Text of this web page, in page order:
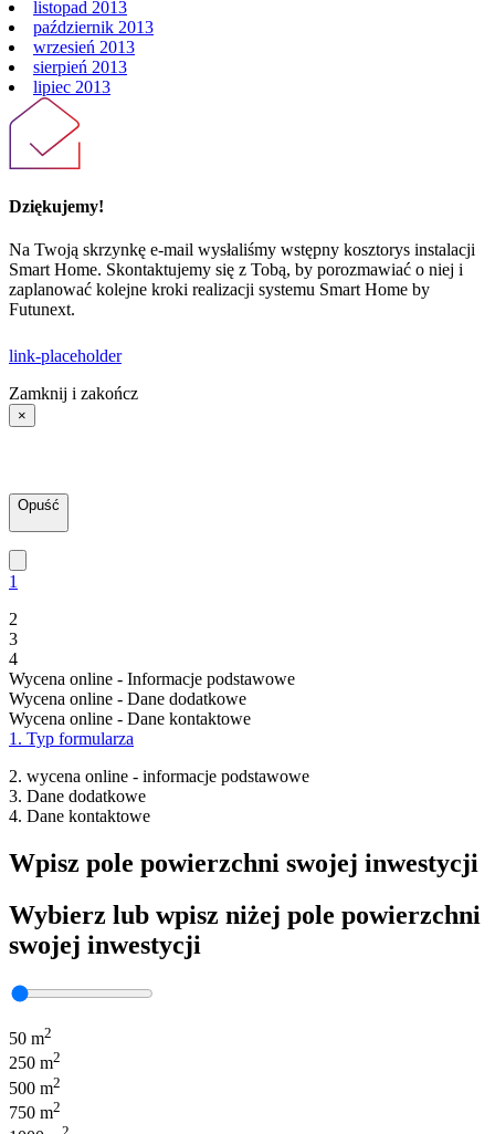
listopad 2013
październik 2013
wrzesień 2013
sierpień 2013
lipiec 2013
Dziękujemy!
Na Twoją skrzynkę e-mail wysłaliśmy wstępny kosztorys instalacji
Smart Home. Skontaktujemy się z Tobą, by porozmawiać o niej i
zaplanować kolejne kroki realizacji systemu Smart Home by
Futunext.
link-placeholder
Zamknij i zakończ
×
Opuść
1
2
3
4
Wycena online - Informacje podstawowe
Wycena online - Dane dodatkowe
Wycena online - Dane kontaktowe
1. Typ formularza
2. wycena online - informacje podstawowe
3. Dane dodatkowe
4. Dane kontaktowe
Wpisz pole powierzchni swojej inwestycji
Wybierz lub wpisz niżej pole powierzchni
swojej inwestycji
50 m2
250 m2
500 m2
750 m2